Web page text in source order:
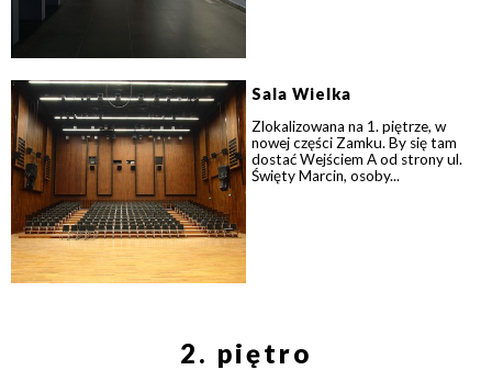
Sala Wielka
Zlokalizowana na 1. piętrze, w
nowej części Zamku. By się tam
dostać Wejściem A od strony ul.
Święty Marcin, osoby...
2. piętro